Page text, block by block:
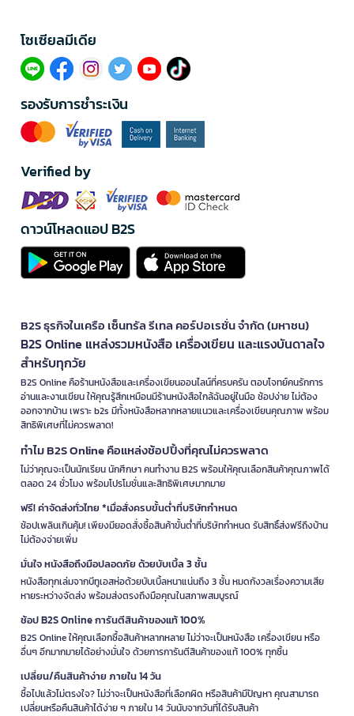
โซเซียลมีเดีย​
รองรับการชำระเงิน
Verified by
ดาวน์โหลดแอป B2S
B2S ธุรกิจในเครือ เซ็นทรัล รีเทล คอร์ปอเรชั่น จำกัด (มหาชน)
B2S Online แหล่งรวมหนังสือ เครื่องเขียน และแรงบันดาลใจ
สำหรับทุกวัย
B2S Online คือร้านหนังสือและเครื่องเขียนออนไลน์ที่ครบครัน ตอบโจทย์คนรักการ
อ่านและงานเขียน ให้คุณรู้สึกเหมือนมีร้านหนังสือใกล้ฉันอยู่ในมือ ช้อปง่าย ไม่ต้อง
ออกจากบ้าน เพราะ b2s มีทั้งหนังสือหลากหลายแนวและเครื่องเขียนคุณภาพ พร้อม
สิทธิพิเศษที่ไม่ควรพลาด!
ทำไม B2S Online คือแหล่งช้อปปิ้งที่คุณไม่ควรพลาด
ไม่ว่าคุณจะเป็นนักเรียน นักศึกษา คนทำงาน B2S พร้อมให้คุณเลือกสินค้าคุณภาพได้
ตลอด 24 ชั่วโมง พร้อมโปรโมชั่นและสิทธิพิเศษมากมาย
ฟรี! ค่าจัดส่งทั่วไทย *เมื่อสั่งครบขั้นต่ำที่บริษัทกำหนด
ช้อปเพลินเกินคุ้ม! เพียงมียอดสั่งซื้อสินค้าขั้นต่ำที่บริษัทกำหนด รับสิทธิ์ส่งฟรีถึงบ้าน
ไม่ต้องจ่ายเพิ่ม
มั่นใจ หนังสือถึงมือปลอดภัย ด้วยบับเบิ้ล 3 ชั้น
หนังสือทุกเล่มจากบีทูเอสห่อด้วยบับเบิ้ลหนาแน่นถึง 3 ชั้น หมดกังวลเรื่องความเสีย
หายระหว่างจัดส่ง พร้อมส่งตรงถึงมือคุณในสภาพสมบูรณ์
ช้อป B2S Online การันตีสินค้าของแท้ 100%
B2S Online ให้คุณเลือกซื้อสินค้าหลากหลาย ไม่ว่าจะเป็นหนังสือ เครื่องเขียน หรือ
อื่นๆ อีกมากมายได้อย่างมั่นใจ ด้วยการการันตีสินค้าของแท้ 100% ทุกชิ้น
เปลี่ยน/คืนสินค้าง่าย ภายใน 14 วัน
ซื้อไปแล้วไม่ตรงใจ? ไม่ว่าจะเป็นหนังสือที่เลือกผิด หรือสินค้ามีปัญหา คุณสามารถ
เปลี่ยนหรือคืนสินค้าได้ง่าย ๆ ภายใน 14 วันนับจากวันที่ได้รับสินค้า